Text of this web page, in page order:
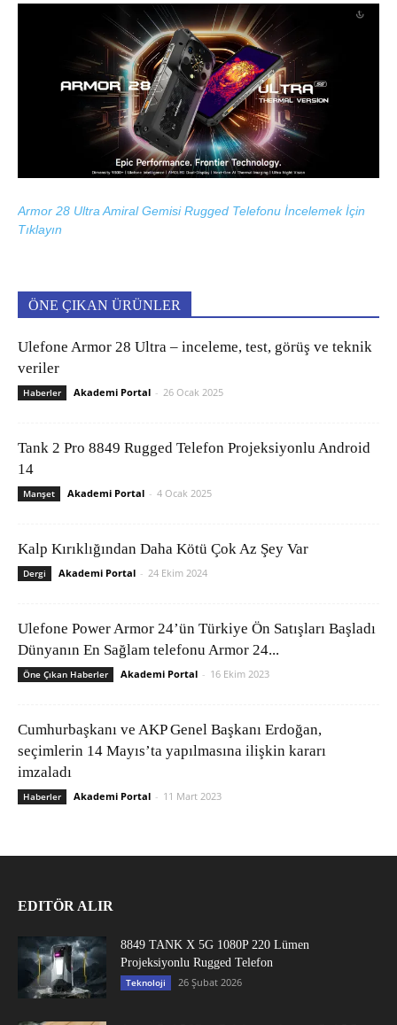
Armor 28 Ultra Amiral Gemisi Rugged Telefonu İncelemek İçin
Tıklayın
ÖNE ÇIKAN ÜRÜNLER
Ulefone Armor 28 Ultra – inceleme, test, görüş ve teknik
veriler
Haberler Akademi Portal - 26 Ocak 2025
Tank 2 Pro 8849 Rugged Telefon Projeksiyonlu Android
14
Manşet Akademi Portal - 4 Ocak 2025
Kalp Kırıklığından Daha Kötü Çok Az Şey Var
Dergi Akademi Portal - 24 Ekim 2024
Ulefone Power Armor 24’ün Türkiye Ön Satışları Başladı
Dünyanın En Sağlam telefonu Armor 24...
Öne Çıkan Haberler Akademi Portal - 16 Ekim 2023
Cumhurbaşkanı ve AKP Genel Başkanı Erdoğan,
seçimlerin 14 Mayıs’ta yapılmasına ilişkin kararı
imzaladı
Haberler Akademi Portal - 11 Mart 2023
EDITÖR ALIR
8849 TANK X 5G 1080P 220 Lümen
Projeksiyonlu Rugged Telefon
Teknoloji 26 Şubat 2026